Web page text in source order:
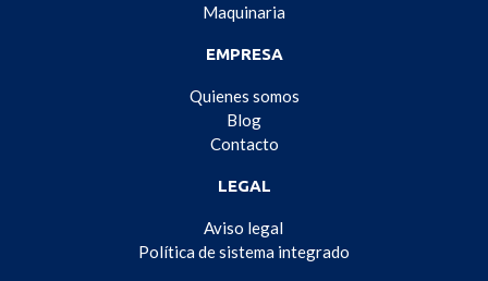
Maquinaria
EMPRESA
Quienes somos
Blog
Contacto
LEGAL
Aviso legal
Política de sistema integrado